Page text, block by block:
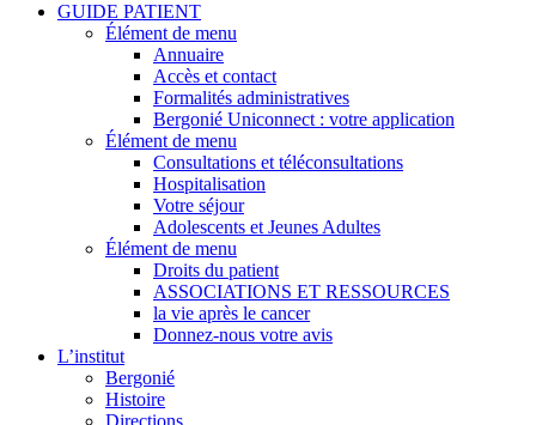
GUIDE PATIENT
Élément de menu
Annuaire
Accès et contact
Formalités administratives
Bergonié Uniconnect : votre application
Élément de menu
Consultations et téléconsultations
Hospitalisation
Votre séjour
Adolescents et Jeunes Adultes
Élément de menu
Droits du patient
ASSOCIATIONS ET RESSOURCES
la vie après le cancer
Donnez-nous votre avis
L’institut
Bergonié
Histoire
Directions